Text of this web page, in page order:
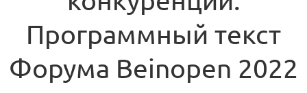
Программный текст
Форума Beinopen 2022